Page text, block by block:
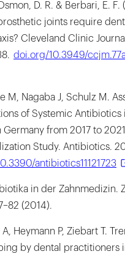
D. R. & Berbari, E. F.
joints require
Cleveland Clinic
doi.org/10.3949/
M, Nagaba J, Schulz M.
of Systemic Antibiotics
Germany from 2017 to
Study. Antibiotics.
antibiotics11121723
in der Zahnmedizin.
(2014).
Heymann P, Ziebart T.
by dental practitioners